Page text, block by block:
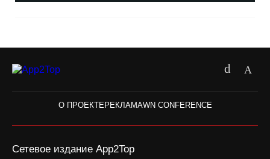
О ПРОЕКТЕ РЕКЛАМАWN CONFERENCE
Сетевое издание App2Top